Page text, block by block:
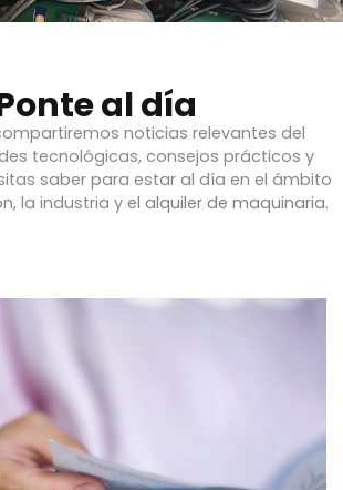
al día
noticias relevantes del
tecnológicas, consejos prácticos y
saber para estar al día en el ámbito
la industria y el alquiler de maquinaria.